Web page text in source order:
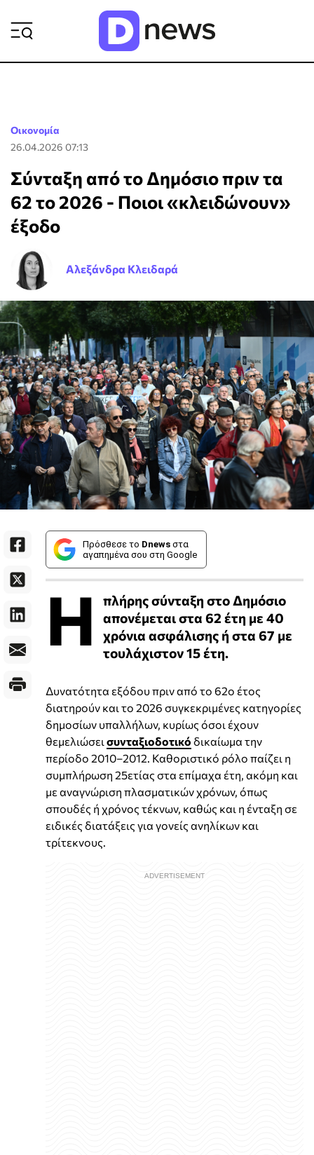
Οικονομία
26.04.2026 07:13
Σύνταξη από το Δημόσιο πριν τα
62 το 2026 - Ποιοι «κλειδώνουν»
έξοδο
Αλεξάνδρα Κλειδαρά
Πρόσθεσε το Dnews στα
αγαπημένα σου στη Google
Η
πλήρης σύνταξη στο Δημόσιο
απονέμεται στα 62 έτη με 40
χρόνια ασφάλισης ή στα 67 με
τουλάχιστον 15 έτη.
Δυνατότητα εξόδου πριν από το 62ο έτος
διατηρούν και το 2026 συγκεκριμένες κατηγορίες
δημοσίων υπαλλήλων, κυρίως όσοι έχουν
θεμελιώσει συνταξιοδοτικό δικαίωμα την
περίοδο 2010–2012. Καθοριστικό ρόλο παίζει η
συμπλήρωση 25ετίας στα επίμαχα έτη, ακόμη και
με αναγνώριση πλασματικών χρόνων, όπως
σπουδές ή χρόνος τέκνων, καθώς και η ένταξη σε
ειδικές διατάξεις για γονείς ανηλίκων και
τρίτεκνους.